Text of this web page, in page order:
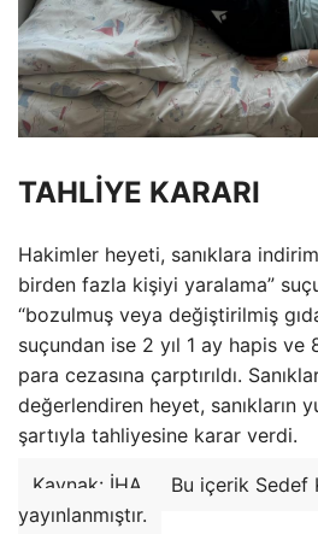
TAHLİYE KARARI
Hakimler heyeti, sanıklara
birden fazla kişiyi yaralama”
“bozulmuş veya değiştirilmiş
suçundan ise 2 yıl 1 ay hapis
para cezasına çarptırıldı.
değerlendiren heyet, sanıkların
şartıyla tahliyesine karar verdi.
Kaynak: İHA
Bu içerik Sedef
yayınlanmıştır.